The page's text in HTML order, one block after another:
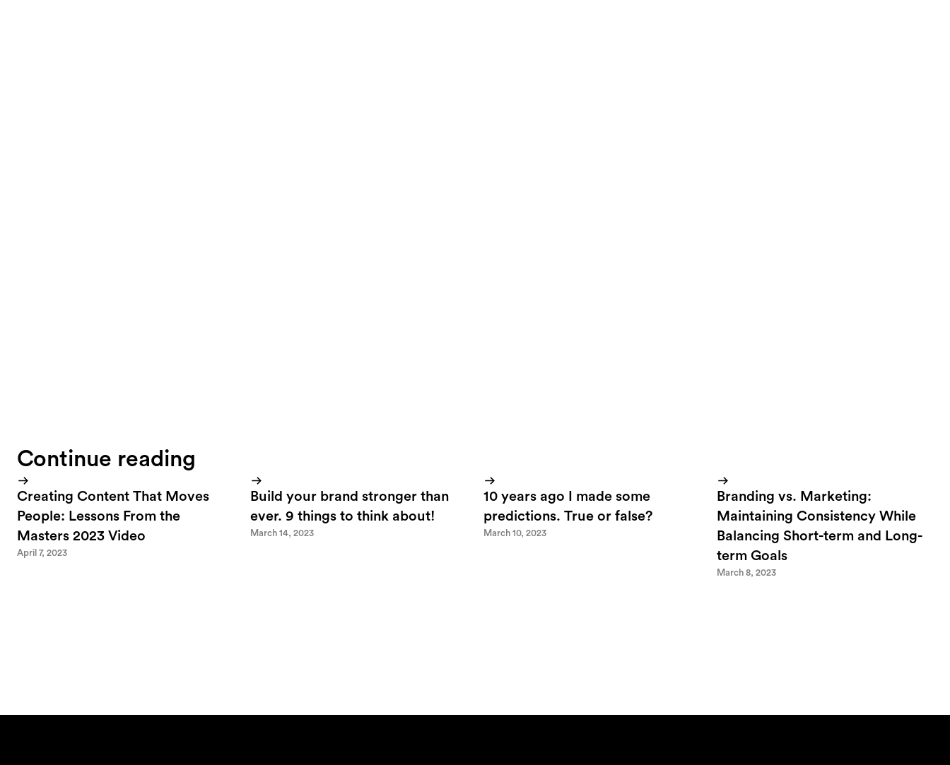
Continue reading
Creating Content That Moves
People: Lessons From the
Masters 2023 Video
April 7, 2023
Build your brand stronger than
ever. 9 things to think about!
March 14, 2023
10 years ago I made some
predictions. True or false?
March 10, 2023
Branding vs. Marketing:
Maintaining Consistency While
Balancing Short-term and Long-
term Goals
March 8, 2023